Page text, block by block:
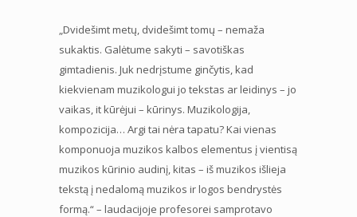
„Dvidešimt metų, dvidešimt tomų – nemaža
sukaktis. Galėtume sakyti – savotiškas
gimtadienis. Juk nedrįstume ginčytis, kad
kiekvienam muzikologui jo tekstas ar leidinys – jo
vaikas, it kūrėjui – kūrinys. Muzikologija,
kompozicija… Argi tai nėra tapatu? Kai vienas
komponuoja muzikos kalbos elementus į vientisą
muzikos kūrinio audinį, kitas – iš muzikos išlieja
tekstą į nedalomą muzikos ir logos bendrystės
formą.“ – laudacijoje profesorei samprotavo